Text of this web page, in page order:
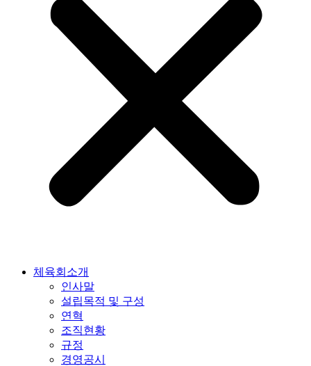
체육회소개
인사말
설립목적 및 구성
연혁
조직현황
규정
경영공시